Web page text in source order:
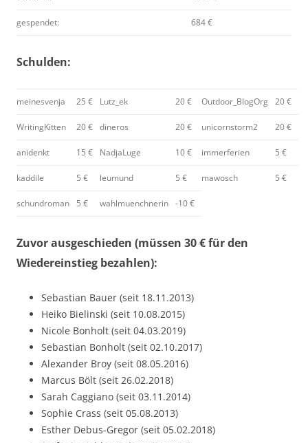
gespendet: 684 €
Schulden:
meinesvenja 25 € Lutz_ek 20 € Outdoor_BlogOrg 20 €
WritingKitten 20 € dineros 20 € unicornstorm2 20 €
anidenkt 15 € NadjaLuge 10 € immerferien 5 €
kaddile 5 € leumund 5 € mawosch 5 €
schundroman 5 € wahlmuenchnerin -10 €
Zuvor ausgeschieden (müssen 30 € für den
Wiedereinstieg bezahlen):
Sebastian Bauer (seit 18.11.2013)
Heiko Bielinski (seit 10.08.2015)
Nicole Bonholt (seit 04.03.2019)
Sebastian Bonholt (seit 02.10.2017)
Alexander Broy (seit 08.05.2016)
Marcus Bölt (seit 26.02.2018)
Sarah Caggiano (seit 03.11.2014)
Sophie Crass (seit 05.08.2013)
Esther Debus-Gregor (seit 05.02.2018)